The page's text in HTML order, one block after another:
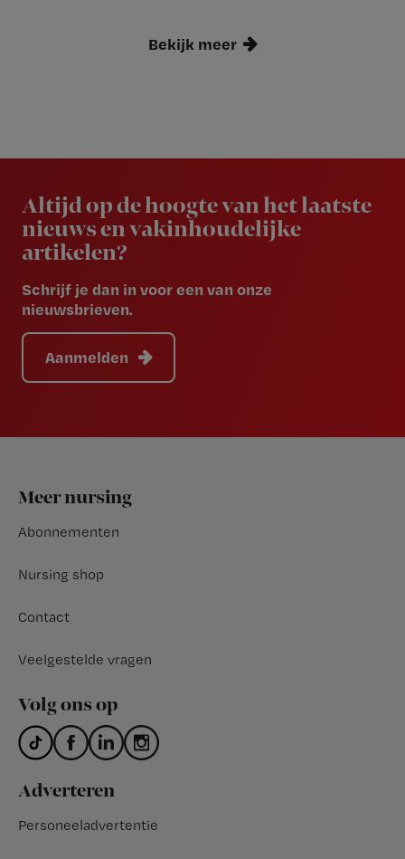
Bekijk meer
Altijd op de hoogte van het laatste
nieuws en vakinhoudelijke
artikelen?
Schrijf je dan in voor een van onze
nieuwsbrieven.
Aanmelden
Footer
Meer nursing
Abonnementen
Nursing shop
Contact
Veelgestelde vragen
Volg ons op
Adverteren
Personeeladvertentie